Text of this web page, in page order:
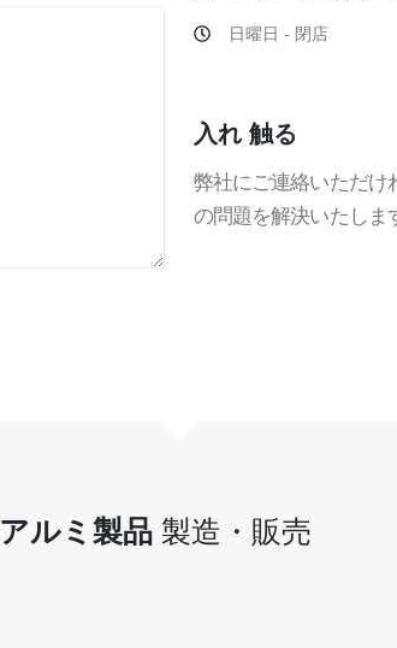
日曜日 - 閉店
入れ 触る
弊社にご連絡いただけ
の問題を解決いたしま
アルミ製品製造・販売